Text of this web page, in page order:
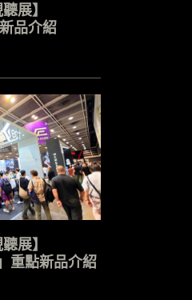
展】
品介紹
展】
重點新品介紹